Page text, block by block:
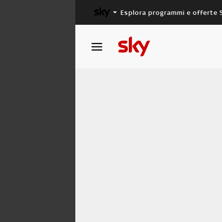
Esplora programmi e offerte